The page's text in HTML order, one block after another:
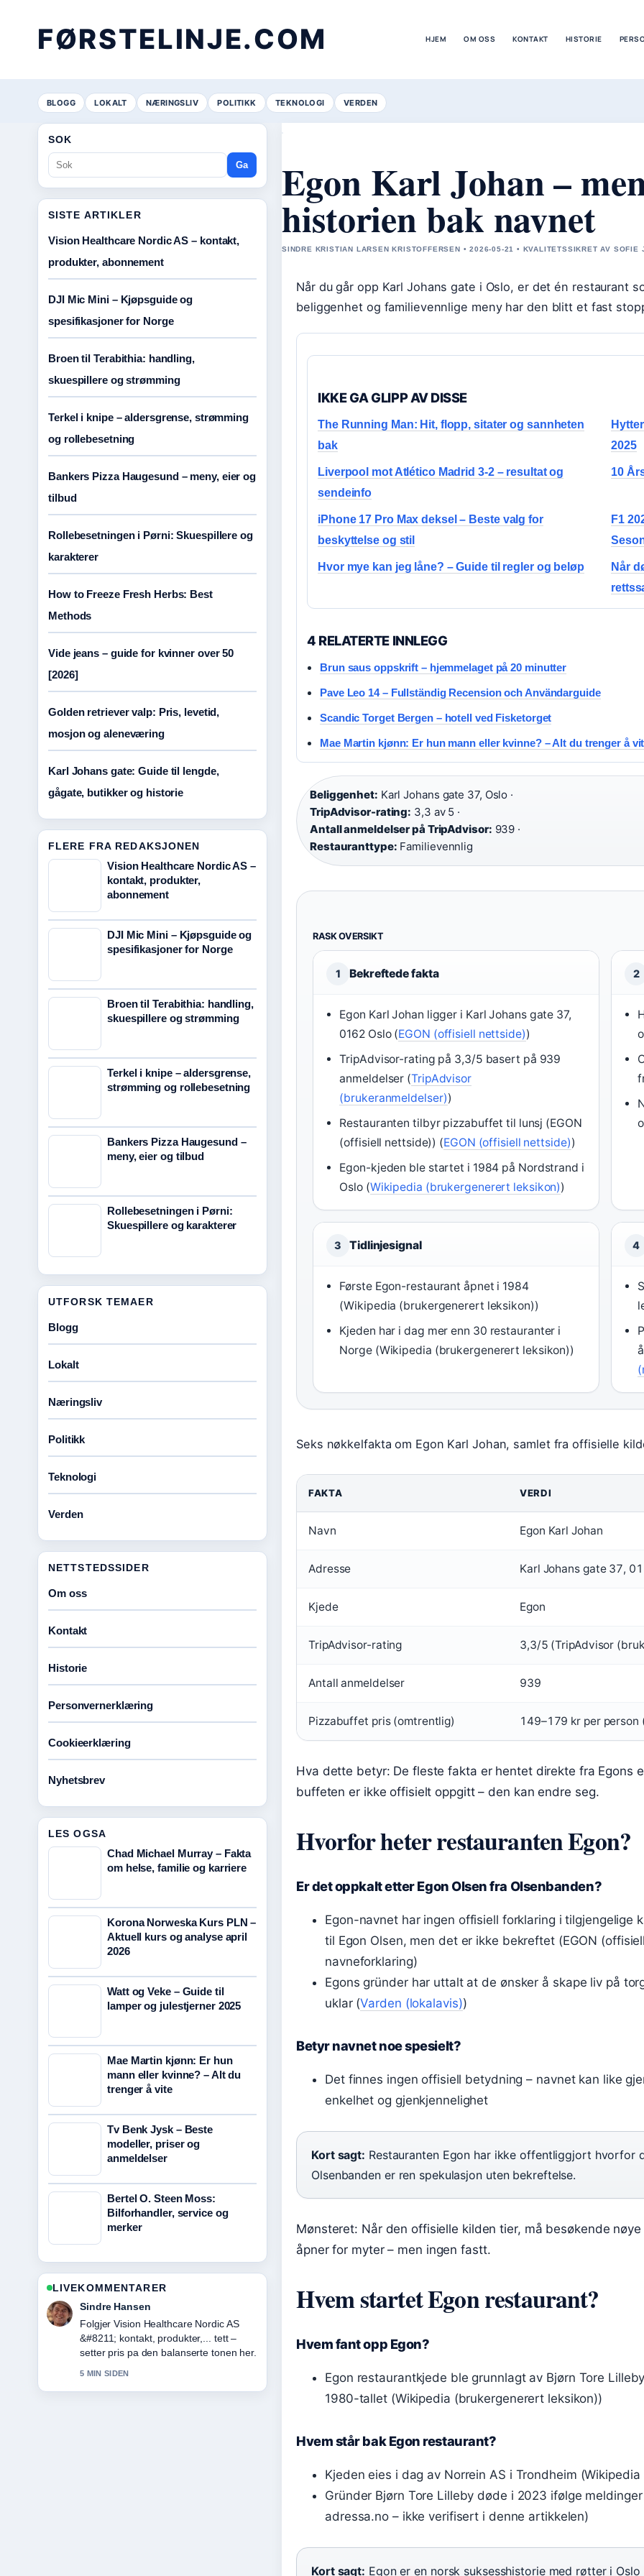
FØRSTELINJE.COM HJEM OM OSS KONTAKT HISTORIE
BLOGG LOKALT NÆRINGSLIV POLITIKK TEKNOLOGI VERDEN
Egon Karl Johan –
historien bak navnet
SINDRE KRISTIAN LARSEN KRISTOFFERSEN • 2026-05-21 • KVALITETSSIKRET AV SOFIE
Når du går opp Karl Johans gate i Oslo, er det én restaurant
beliggenhet og familievennlige meny har den blitt et fast
IKKE GA GLIPP AV DISSE
The Running Man: Hit, flopp, sitater og sannheten
bak
2025
Liverpool mot Atlético Madrid 3-2 – resultat og
sendeinfo
10
iPhone 17 Pro Max deksel – Beste valg for
beskyttelse og stil
F1
Hvor mye kan jeg låne? – Guide til regler og beløp
Når
4 RELATERTE INNLEGG
Brun saus oppskrift – hjemmelaget på 20 minutter
Pave Leo 14 – Fullständig Recension och Användarguide
Scandic Torget Bergen – hotell ved Fisketorget
Mae Martin kjønn: Er hun mann eller kvinne? – Alt du trenger å
Beliggenhet: Karl Johans gate 37, Oslo ·
TripAdvisor-rating: 3,3 av 5 ·
Antall anmeldelser på TripAdvisor: 939 ·
Restauranttype: Familievennlig
RASK OVERSIKT
1 Bekreftede fakta
Egon Karl Johan ligger i Karl Johans gate 37,
0162 Oslo (EGON (offisiell nettside))
TripAdvisor-rating på 3,3/5 basert på 939
anmeldelser (TripAdvisor
(brukeranmeldelser))
Restauranten tilbyr pizzabuffet til lunsj (EGON
(offisiell nettside)) (EGON (offisiell nettside))
Egon-kjeden ble startet i 1984 på Nordstrand i
Oslo (Wikipedia (brukergenerert leksikon))
2
3 Tidlinjesignal
Første Egon-restaurant åpnet i 1984
(Wikipedia (brukergenerert leksikon))
Kjeden har i dag mer enn 30 restauranter i
Norge (Wikipedia (brukergenerert leksikon))
4
Seks nøkkelfakta om Egon Karl Johan, samlet fra offisielle
FAKTA VERDI
Navn Egon Karl Johan
Adresse Karl Johans gate 37,
Kjede Egon
TripAdvisor-rating 3,3/5 (TripAdvisor
Antall anmeldelser 939
Pizzabuffet pris (omtrentlig) 149–179 kr per
Hva dette betyr: De fleste fakta er hentet direkte fra Egons
buffeten er ikke offisielt oppgitt – den kan endre seg.
Hvorfor heter restauranten Egon?
Er det oppkalt etter Egon Olsen fra Olsenbanden?
Egon-navnet har ingen offisiell forklaring i tilgjengelige
til Egon Olsen, men det er ikke bekreftet (EGON
navneforklaring)
Egons gründer har uttalt at de ønsker å skape liv på
uklar (Varden (lokalavis))
Betyr navnet noe spesielt?
Det finnes ingen offisiell betydning – navnet kan like
enkelhet og gjenkjennelighet
Kort sagt: Restauranten Egon har ikke offentliggjort hvorfor
Olsenbanden er ren spekulasjon uten bekreftelse.
Mønsteret: Når den offisielle kilden tier, må besøkende
åpner for myter – men ingen fastt.
Hvem startet Egon restaurant?
Hvem fant opp Egon?
Egon restaurantkjede ble grunnlagt av Bjørn Tore
1980-tallet (Wikipedia (brukergenerert leksikon))
Hvem står bak Egon restaurant?
Kjeden eies i dag av Norrein AS i Trondheim
Gründer Bjørn Tore Lilleby døde i 2023 ifølge
adressa.no – ikke verifisert i denne artikkelen)
Kort sagt: Egon er en norsk suksesshistorie med røtter i
SOK
Ga
SISTE ARTIKLER
Vision Healthcare Nordic AS – kontakt,
produkter, abonnement
DJI Mic Mini – Kjøpsguide og
spesifikasjoner for Norge
Broen til Terabithia: handling,
skuespillere og strømming
Terkel i knipe – aldersgrense, strømming
og rollebesetning
Bankers Pizza Haugesund – meny, eier og
tilbud
Rollebesetningen i Pørni: Skuespillere og
karakterer
How to Freeze Fresh Herbs: Best
Methods
Vide jeans – guide for kvinner over 50
[2026]
Golden retriever valp: Pris, levetid,
mosjon og aleneværing
Karl Johans gate: Guide til lengde,
gågate, butikker og historie
FLERE FRA REDAKSJONEN
Vision Healthcare Nordic AS –
kontakt, produkter,
abonnement
DJI Mic Mini – Kjøpsguide og
spesifikasjoner for Norge
Broen til Terabithia: handling,
skuespillere og strømming
Terkel i knipe – aldersgrense,
strømming og rollebesetning
Bankers Pizza Haugesund –
meny, eier og tilbud
Rollebesetningen i Pørni:
Skuespillere og karakterer
UTFORSK TEMAER
Blogg
Lokalt
Næringsliv
Politikk
Teknologi
Verden
NETTSTEDSSIDER
Om oss
Kontakt
Historie
Personvernerklæring
Cookieerklæring
Nyhetsbrev
LES OGSA
Chad Michael Murray – Fakta
om helse, familie og karriere
Korona Norweska Kurs PLN –
Aktuell kurs og analyse april
2026
Watt og Veke – Guide til
lamper og julestjerner 2025
Mae Martin kjønn: Er hun
mann eller kvinne? – Alt du
trenger å vite
Tv Benk Jysk – Beste
modeller, priser og
anmeldelser
Bertel O. Steen Moss:
Bilforhandler, service og
merker
LIVEKOMMENTARER
Mia Eide
Nyttig kontekst rundt DJI Mic Mini –
Kjøpsguide og spesifikasjoner.... Hold
gjerne denne livestrengen oppdatert.
7 MIN SIDEN